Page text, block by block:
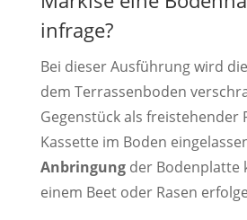
infrage?
Bei dieser Ausführung wird
dem Terrassenboden
Gegenstück als freistehender
Kassette im Boden
Anbringungder Bodenplatte
einem Beet oder Rasen